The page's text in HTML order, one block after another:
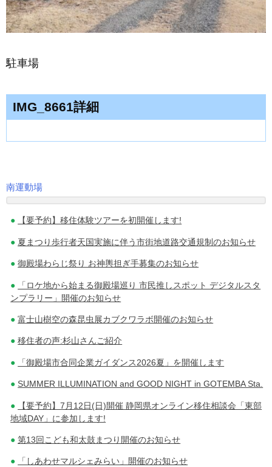
駐車場
IMG_8661詳細
投
稿
ナ
ビ
ゲ
シ
ョ
ン
南運動場
【要予約】移住体験ツアーを初開催します!
夏まつり歩行者天国実施に伴う市街地道路交通規制のお知らせ
御殿場わらじ祭り お神輿担ぎ手募集のお知らせ
「ロケ地から始まる御殿場巡り 市民推しスポット デジタルスタ
ンプラリー」開催のお知らせ
富士山樹空の森昆虫展カブクワラボ開催のお知らせ
移住者の声:杉山さんご紹介
「御殿場市合同企業ガイダンス2026夏」を開催します
SUMMER ILLUMINATION and GOOD NIGHT in GOTEMBA Sta.
【要予約】7月12日(日)開催 静岡県オンライン移住相談会「東部
地域DAY」に参加します!
第13回こども和太鼓まつり開催のお知らせ
「しあわせマルシェみらい」開催のお知らせ